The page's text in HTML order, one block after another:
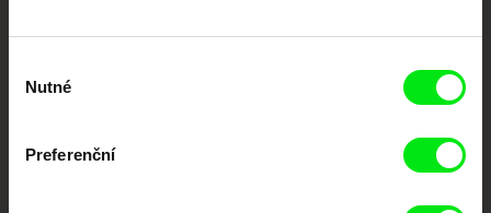
souhlasu
Nutné
Preferenční
Portál DAFilms.cz je výsledkem tvůrčí spolupráce 7 klíčových evropských